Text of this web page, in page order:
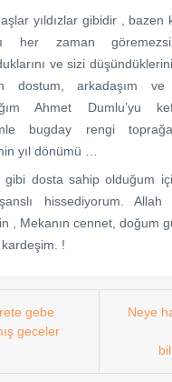
yıldızlar gibidir , bazen
her zaman
ve sizi düşündüklerini
dostum, arkadaşım ve
Ahmet Dumlu’yu
bugday rengi
yıl dönümü …
gibi dosta sahip olduğum
hissediyorum. Allah
, Mekanın cennet, doğum
!
gebe
geceler
Neye